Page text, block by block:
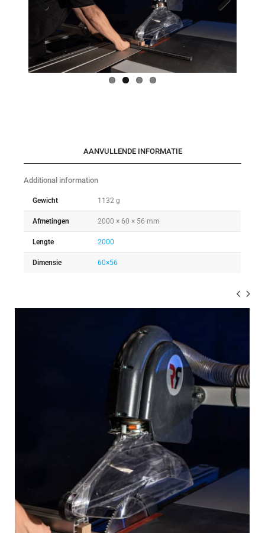
Next
AANVULLENDE INFORMATIE
Additional information
Gewicht 1132 g
Afmetingen 2000 × 60 × 56 mm
Lengte 2000
Dimensie 60×56